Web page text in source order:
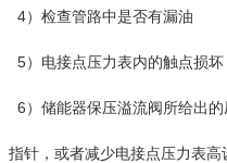
4）检查管路中是否有漏油
5）电接点压力表内的触点损
6）储能器保压溢流阀所给出
指针，或者减少电接点压力表高